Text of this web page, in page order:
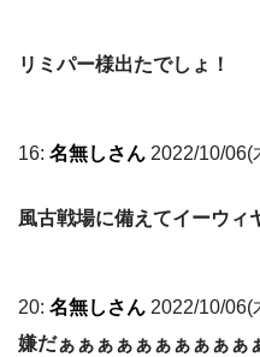
リミパー様出たでしょ！
16: 名無しさん 2022/10/06(
風古戦場に備えてイーウィ
20: 名無しさん 2022/10/06(
嫌だぁぁぁぁぁぁぁぁぁぁ